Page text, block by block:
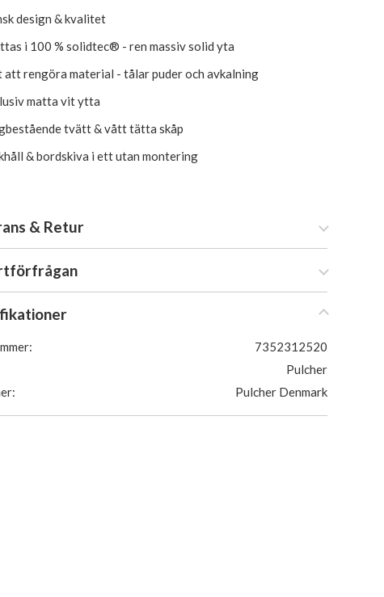
design & kvalitet
i 100 % solidtec® - ren massiv solid yta
att rengöra material - tålar puder och avkalning
matta vit ytta
tvätt & vått tätta skåp
& bordskiva i ett utan montering
& Retur
7352312520
Pulcher
Pulcher Denmark